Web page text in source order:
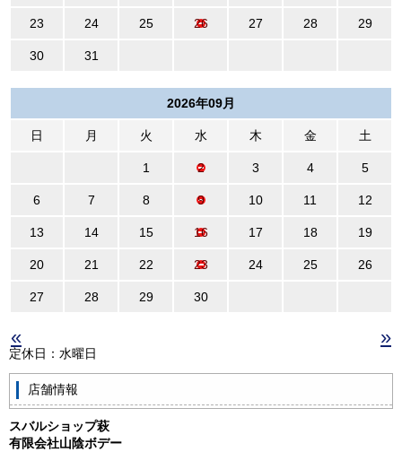
23 24 25 26 27 28 29
30 31
2026年09月
日 月 火 水 木 金 土
1 2 3 4 5
6 7 8 9 10 11 12
13 14 15 16 17 18 19
20 21 22 23 24 25 26
27 28 29 30
« »
定休日：水曜日
店舗情報
スバルショップ萩
有限会社山陰ボデー